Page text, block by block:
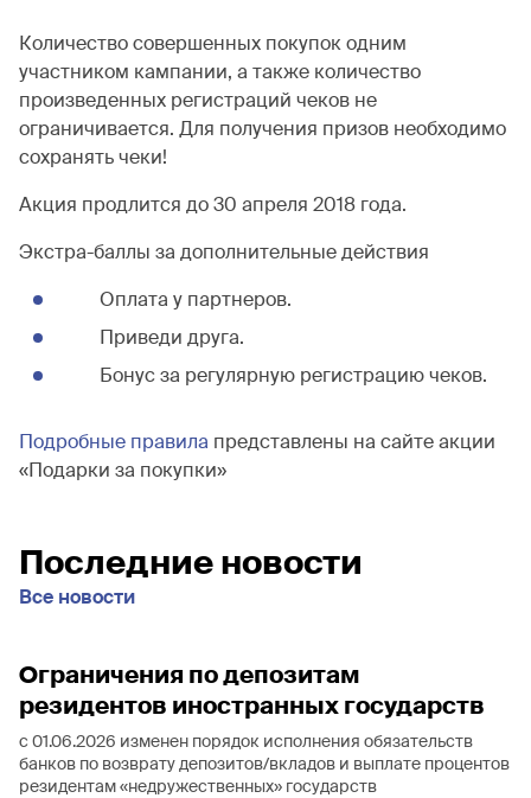
Количество совершенных покупок одним
участником кампании, а также количество
произведенных регистраций чеков не
ограничивается. Для получения призов необходимо
сохранять чеки!
Акция продлится до 30 апреля 2018 года.
Экстра-баллы за дополнительные действия
Оплата у партнеров.
Приведи друга.
Бонус за регулярную регистрацию чеков.
Подробные правила представлены на сайте акции
«Подарки за покупки»
Последние новости
Все новости
Ограничения по депозитам
резидентов иностранных государств
с 01.06.2026 изменен порядок исполнения обязательств
банков по возврату депозитов/вкладов и выплате процентов
резидентам «недружественных» государств